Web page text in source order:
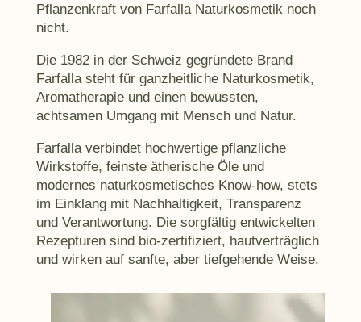
Pflanzenkraft von Farfalla Naturkosmetik noch
nicht.
Die 1982 in der Schweiz gegründete Brand
Farfalla steht für ganzheitliche Naturkosmetik,
Aromatherapie und einen bewussten,
achtsamen Umgang mit Mensch und Natur.
Farfalla verbindet hochwertige pflanzliche
Wirkstoffe, feinste ätherische Öle und
modernes naturkosmetisches Know-how, stets
im Einklang mit Nachhaltigkeit, Transparenz
und Verantwortung. Die sorgfältig entwickelten
Rezepturen sind bio-zertifiziert, hautverträglich
und wirken auf sanfte, aber tiefgehende Weise.